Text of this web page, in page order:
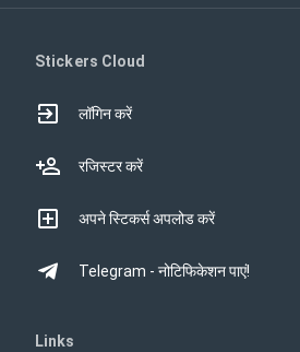
Stickers Cloud
लॉगिन करें
रजिस्टर करें
अपने स्टिकर्स अपलोड करें
Telegram - नोटिफिकेशन पाएं!
Links